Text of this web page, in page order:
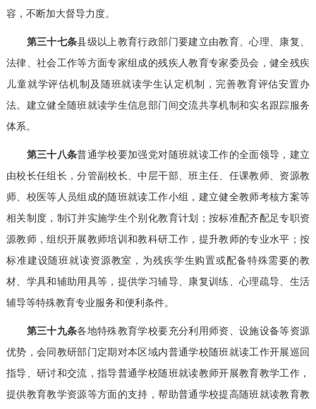
容，不断加大督导力度。
第三十七条县级以上教育行政部门要建立由教育、心理、康复、
法律、社会工作等方面专家组成的残疾人教育专家委员会，健全残疾
儿童就学评估机制及随班就读学生认定机制，完善教育评估安置办
法。建立健全随班就读学生信息部门间交流共享机制和实名跟踪服务
体系。
第三十八条普通学校要加强党对随班就读工作的全面领导，建立
由校长任组长，分管副校长、中层干部、班主任、任课教师、资源教
师、校医等人员组成的随班就读工作小组，建立健全教师考核方案等
相关制度，制订并实施学生个别化教育计划；按标准配齐配足专职资
源教师，组织开展教师培训和教科研工作，提升教师的专业水平；按
标准建设随班就读资源教室，为残疾学生购置或配备特殊需要的教
材、学具和辅助用具等，提供学习辅导、康复训练、心理疏导、生活
辅导等特殊教育专业服务和便利条件。
第三十九条各地特殊教育学校要充分利用师资、设施设备等资源
优势，会同教研部门定期对本区域内普通学校随班就读工作开展巡回
指导、研讨和交流，指导普通学校随班就读教师开展教育教学工作，
提供教育教学资源等方面的支持，帮助普通学校提高随班就读教育教